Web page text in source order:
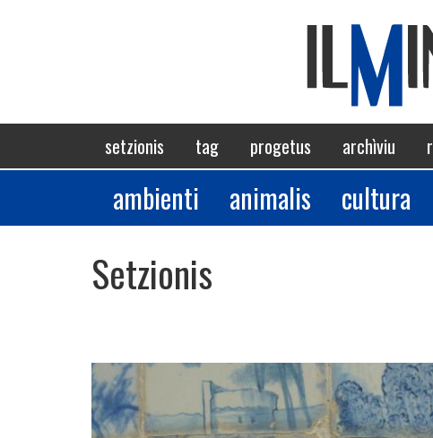
Navigazione
principale
setzionis tag progetus archìviu
Sezioni
ambienti animalis cultura
Setzionis